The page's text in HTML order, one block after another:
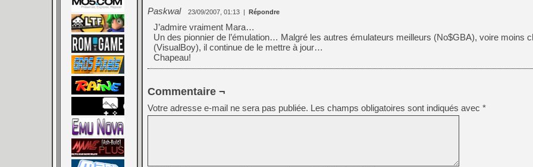
[GK] No More Room in
[GK] Un chatbot Atelier
[GK] Mémoire cash -
[GK] Nvidia : le prix des
[GK] Suikoden Star Leap
[Mo5] La mini borne
[GK] Atari renoue avec
[GK] Pourquoi Marvel
Paskwal 23/09/2007, 01:13 | Répondre
J’admire vraiment Mara…
Un des pionnier de l’émulation… Malgré les autres émulateurs meilleurs (No$GBA), voire moins
(VisualBoy), il continue de le mettre à jour…
Chapeau!
Commentaire ¬
Votre adresse e-mail ne sera pas publiée. Les champs obligatoires sont indiqués avec *